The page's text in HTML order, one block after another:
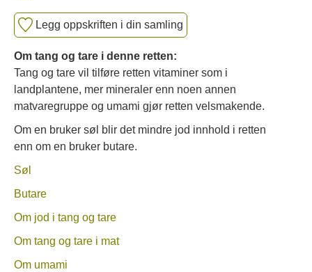
Legg oppskriften i din samling
Om tang og tare i denne retten:
Tang og tare vil tilføre retten vitaminer som i
landplantene, mer mineraler enn noen annen
matvaregruppe og umami gjør retten velsmakende.
Om en bruker søl blir det mindre jod innhold i retten
enn om en bruker butare.
Søl
Butare
Om jod i tang og tare
Om tang og tare i mat
Om umami